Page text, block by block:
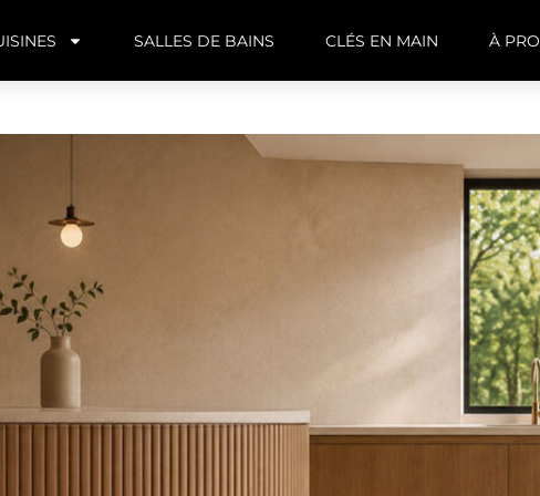
SALLES DE BAINS CLÉS EN MAIN À